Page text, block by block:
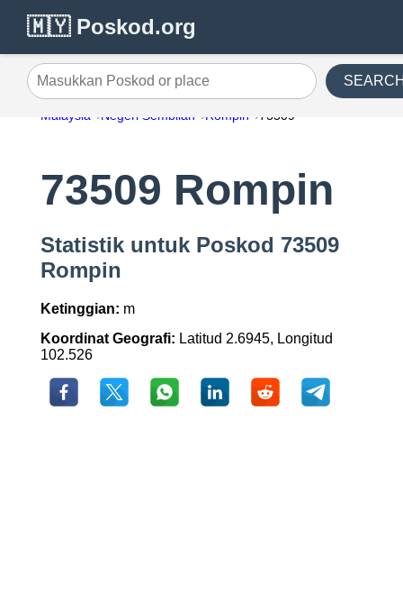
🇲🇾 Poskod.org
Masukkan Poskod or place
Malaysia Negeri Sembilan Rompin 73509
73509 Rompin
Statistik untuk Poskod 73509
Rompin
Ketinggian: m
Koordinat Geografi: Latitud 2.6945, Longitud
102.526